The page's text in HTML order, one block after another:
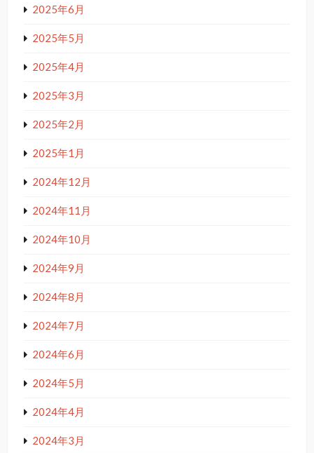
2025年6月
2025年5月
2025年4月
2025年3月
2025年2月
2025年1月
2024年12月
2024年11月
2024年10月
2024年9月
2024年8月
2024年7月
2024年6月
2024年5月
2024年4月
2024年3月